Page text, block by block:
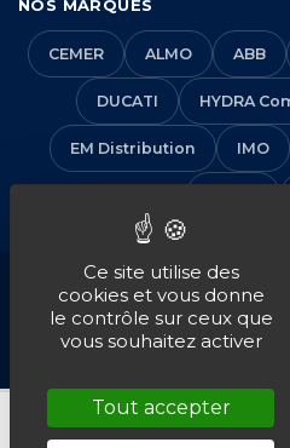
NOS MARQUES
CEMER ALMO ABB
DUCATI HYDRA
EM Distribution IMO
Mentions légales•CGV
© 2016-2026 EM
Ce site utilise des
cookies et vous donne
le contrôle sur ceux que
vous souhaitez activer
Tout accepter